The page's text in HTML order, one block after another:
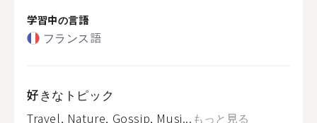
学習中の言語
フランス語
好きなトピック
Travel, Nature, Gossip, Musi... もっと見る